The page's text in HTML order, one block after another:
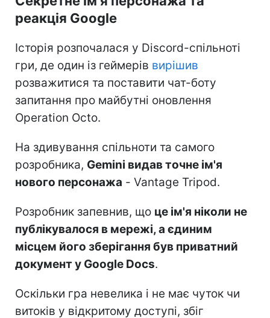
реакція Google
Історія розпочалася у Discord-спільноті
гри, де один із геймерів вирішив
розважитися та поставити чат-боту
запитання про майбутні оновлення
Operation Octo.
На здивування спільноти та самого
розробника, Gemini видав точне ім'я
нового персонажа - Vantage Tripod.
Розробник запевнив, що це ім'я ніколи не
публікувалося в мережі, а єдиним
місцем його зберігання був приватний
документ у Google Docs.
Оскільки гра невелика і не має чуток чи
витоків у відкритому доступі, збіг